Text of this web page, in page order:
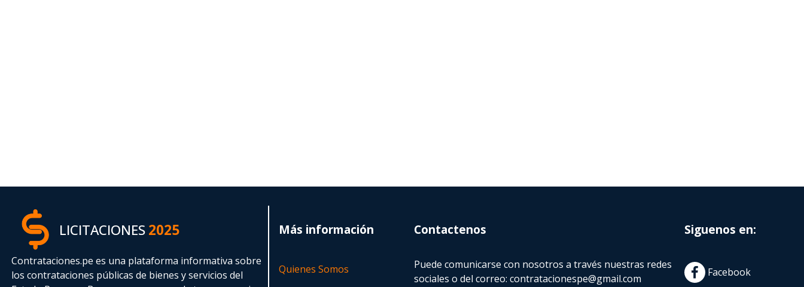
LICITACIONES2025
Contrataciones.pe es una plataforma informativa sobre
los contrataciones públicas de bienes y servicios del
Más información
Quienes Somos
Contactenos
Puede comunicarse con nosotros a través nuestras redes
sociales o del correo:contratacionespe@gmail.com
Siguenos en:
Facebook